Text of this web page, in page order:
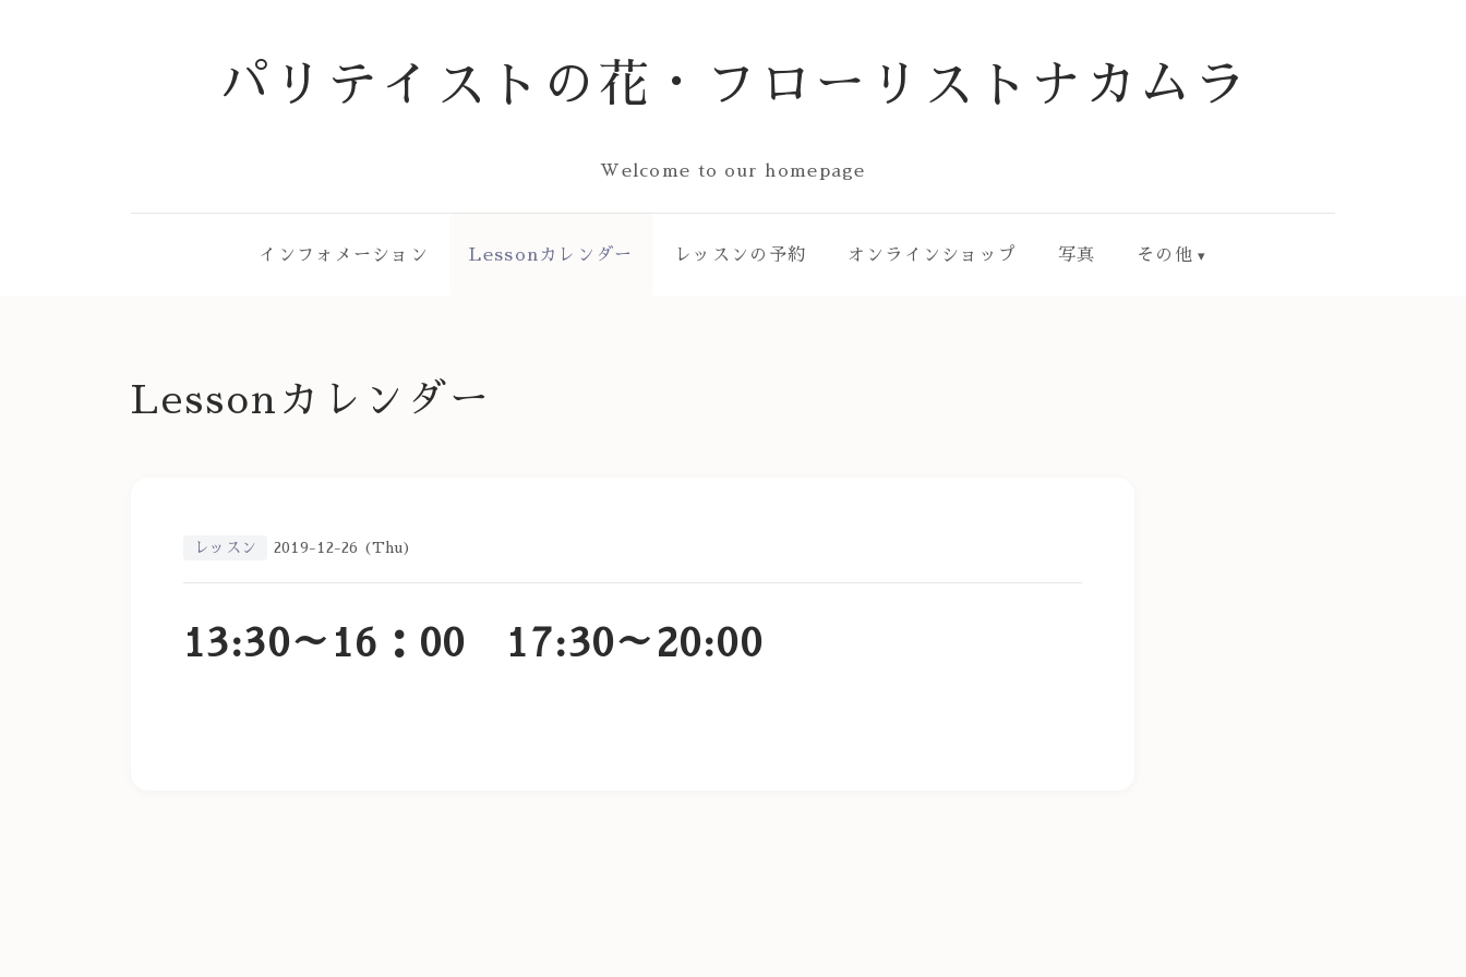
パリテイストの花・フローリストナカムラ
Welcome to our homepage
インフォメーション Lessonカレンダー レッスンの予約 オンラインショップ 写真 その他
Lessonカレンダー
レッスン 2019-12-26 (Thu)
13:30～16：00 17:30～20:00